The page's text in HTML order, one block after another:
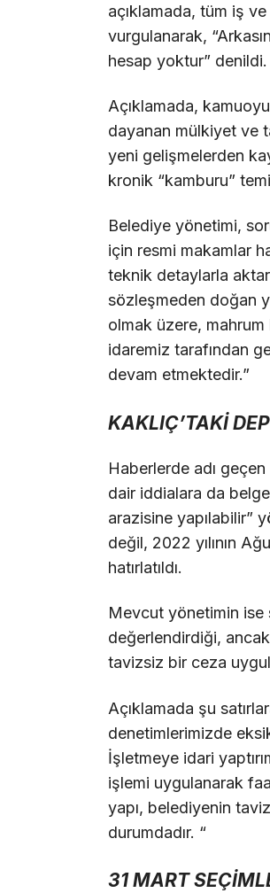
açıklamada, tüm iş
vurgulanarak,
hesap yoktur” denildi.
Açıklamada,
dayanan mülkiyet ve
yeni gelişmelerden
kronik “kamburu”
Belediye yönetimi,
için resmi makamlar
teknik detaylarla
sözleşmeden doğan
olmak üzere, mahrum
idaremiz tarafından
devam etmektedir.”
KAKLIÇ’TAKİ
Haberlerde adı
dair iddialara da
arazisine yapılabilir”
değil, 2022 yılının
hatırlatıldı.
Mevcut yönetimin ise
değerlendirdiği,
tavizsiz bir ceza
Açıklamada şu
denetimlerimizde
İşletmeye idari
işlemi uygulanarak
yapı, belediyenin
durumdadır. “
31 MART